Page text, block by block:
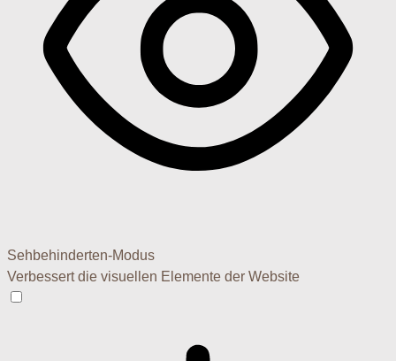
Sehbehinderten-Modus
Verbessert die visuellen Elemente der Website